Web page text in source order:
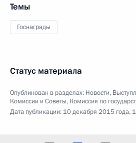
Темы
Госнаграды
Статус материала
Опубликован в разделах: Новости,
Комиссии и Советы, Комиссия по
Дата публикации: 10 декабря 2015 года,